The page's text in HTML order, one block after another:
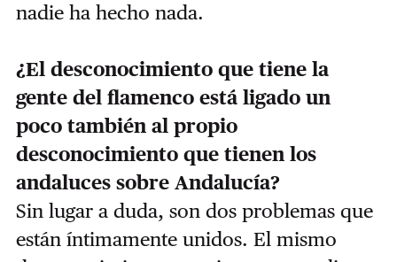
nadie ha hecho nada.
¿El desconocimiento que tiene la
gente del flamenco está ligado un
poco también al propio
desconocimiento que tienen los
andaluces sobre Andalucía?
Sin lugar a duda, son dos problemas que
están íntimamente unidos. El mismo